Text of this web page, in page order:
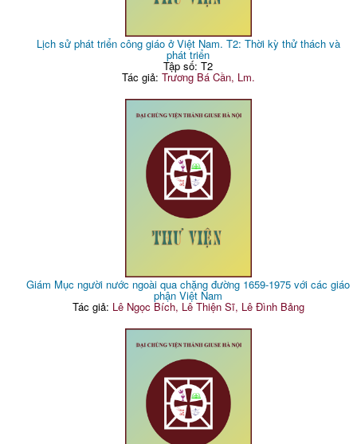
Lịch sử phát triển công giáo ở Việt Nam. T2: Thời kỳ thử thách và
phát triển
Tập số: T2
Tác giả: Trương Bá Cần, Lm.
Giám Mục người nước ngoài qua chặng đường 1659-1975 với các giáo
phận Việt Nam
Tác giả: Lê Ngọc Bích, Lê Thiện Sĩ, Lê Đình Bảng